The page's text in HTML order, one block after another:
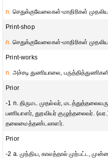
n. செதுக்குவேலைகள்-மாதிரிகள்
Print-shop
n. செதுக்குவேலைகள்-மாதிரிகள்
Print-works
n. அச்சடி துணியாலை,
Prior
-1 n. திருமட முதல்வர்,
பணியாளர், துறவியர் குழுத்தலைவர். (வர.)
தலைமைத்தண்டலாளர்.
Prior
-2 a. முந்திய, காலத்தால் முற்பட்ட,